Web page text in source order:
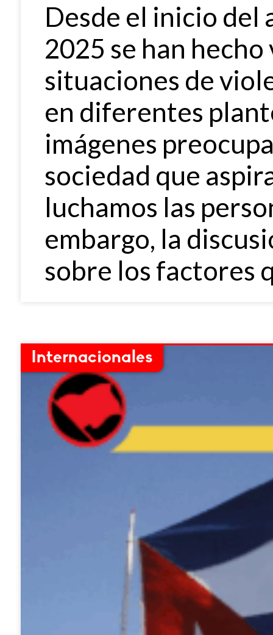
Desde el inicio del
2025 se han
situaciones de
en diferentes
imágenes
sociedad que
luchamos las
embargo, la
sobre los factores
Internacionales